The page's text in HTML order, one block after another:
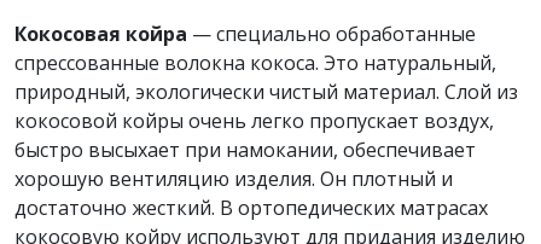
Кокосовая койра — специально обработанные
спрессованные волокна кокоса. Это натуральный,
природный, экологически чистый материал. Слой из
кокосовой койры очень легко пропускает воздух,
быстро высыхает при намокании, обеспечивает
хорошую вентиляцию изделия. Он плотный и
достаточно жесткий. В ортопедических матрасах
кокосовую койру используют для придания изделию